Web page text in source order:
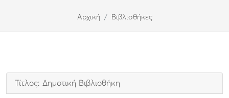
Αρχική Βιβλιοθήκες
Τίτλος: Δημοτική Βιβλιοθήκη